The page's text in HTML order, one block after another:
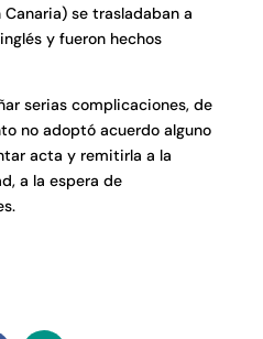
se trasladaban a
y fueron hechos
serias complicaciones, de
no adoptó acuerdo alguno
acta y remitirla a la
a la espera de